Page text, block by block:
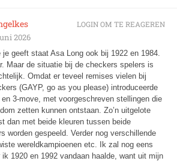
2026
je geeft staat Asa Long ook bij 1922 en 1984.
Maar de situatie bij de checkers spelers is
Omdat er teveel remises vielen bij
(GAYP, go as you please) introduceerde
en 3-move, met voorgeschreven stellingen die
zetten kunnen ontstaan. Zo’n uitgelote
dan met beide kleuren tussen beide
worden gespeeld. Verder nog verschillende
wereldkampioenen etc. Ik zal nog eens
ik 1920 en 1992 vandaan haalde, want uit mijn
LOGIN OM TE REAGEREN